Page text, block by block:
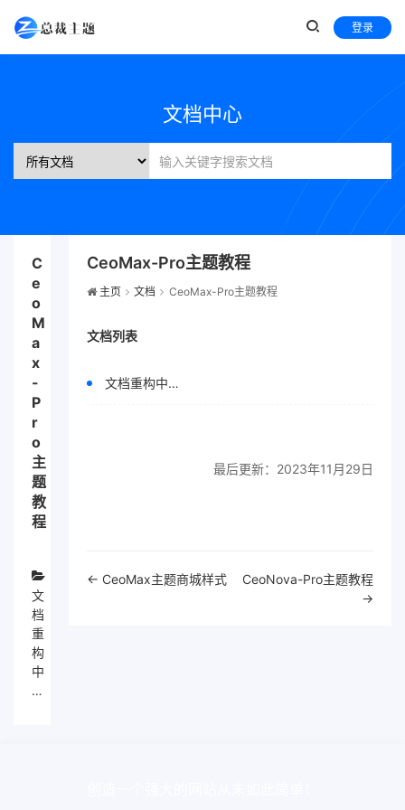
登录
文档中心
C
e
o
M
a
x
-
P
r
o
主
题
教
程
文
档
重
构
中
…
CeoMax-Pro主题教程
主页 文档 CeoMax-Pro主题教程
文档列表
文档重构中…
最后更新：2023年11月29日
文
← CeoMax主题商城样式
CeoNova-Pro主题教程
→